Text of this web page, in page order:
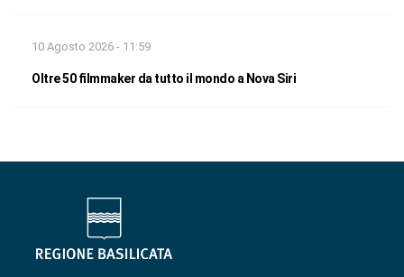
10 Agosto 2026 - 11:59
Oltre 50 filmmaker da tutto il mondo a Nova Siri